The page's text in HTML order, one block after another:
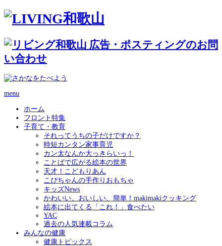
menu
ホーム
フロント特集
子育て・教育
それってうちの子だけですか？
時短カンタン家事育児
カン太なんか大っきらいっ！
ことばで広がる絵本の世界
天才！こどもりあん
こぴちゃんの手作りおもちゃ
キッズNews
かわいい、おいしい、簡単！makimakiクッキング
絵本に出てくる「これ！」食べたい
YAC
過去の人気連載コラム
みんなの健康
健康トピックス